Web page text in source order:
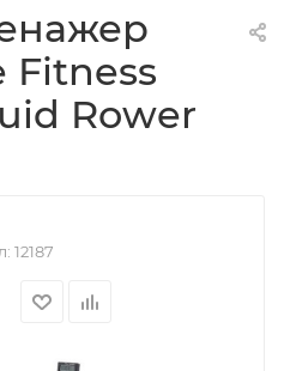
Fitness
Rower
12187